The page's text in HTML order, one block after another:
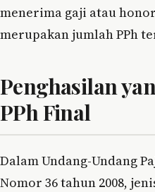
menerima gaji atau
merupakan jumlah PPh
Penghasilan
PPh Final
Dalam Undang-Undang
Nomor 36 tahun 2008,